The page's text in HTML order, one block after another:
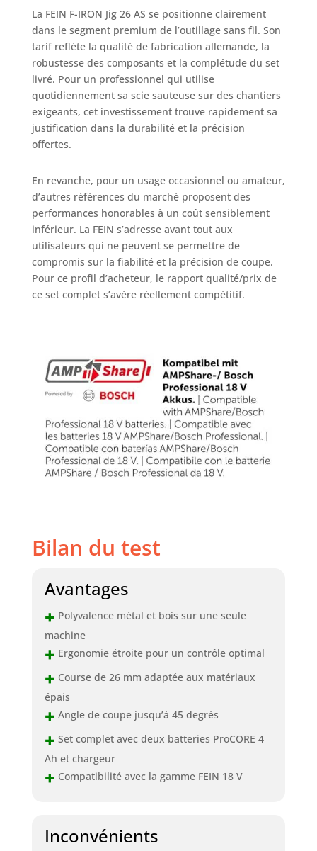
La FEIN F-IRON Jig 26 AS se positionne clairement
dans le segment premium de l’outillage sans fil. Son
tarif reflète la qualité de fabrication allemande, la
robustesse des composants et la complétude du set
livré. Pour un professionnel qui utilise
quotidiennement sa scie sauteuse sur des chantiers
exigeants, cet investissement trouve rapidement sa
justification dans la durabilité et la précision
offertes.
En revanche, pour un usage occasionnel ou amateur,
d’autres références du marché proposent des
performances honorables à un coût sensiblement
inférieur. La FEIN s’adresse avant tout aux
utilisateurs qui ne peuvent se permettre de
compromis sur la fiabilité et la précision de coupe.
Pour ce profil d’acheteur, le rapport qualité/prix de
ce set complet s’avère réellement compétitif.
Bilan du test
Avantages
+ Polyvalence métal et bois sur une seule
machine
+ Ergonomie étroite pour un contrôle optimal
+ Course de 26 mm adaptée aux matériaux
épais
+ Angle de coupe jusqu’à 45 degrés
+ Set complet avec deux batteries ProCORE 4
Ah et chargeur
+ Compatibilité avec la gamme FEIN 18 V
Inconvénients